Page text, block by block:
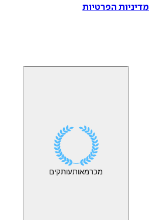
הפרטיות
מכרמאותעותקים